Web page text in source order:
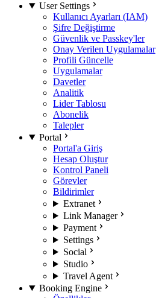
User Settings
Kullanıcı Ayarları (IAM)
Şifre Değiştirme
Güvenlik ve Passkey'ler
Onay Verilen Uygulamalar
Profili Güncelle
Uygulamalar
Davetler
Analitik
Lider Tablosu
Abonelik
Talepler
Portal
Portal'a Giriş
Hesap Oluştur
Kontrol Paneli
Görevler
Bildirimler
Extranet
Link Manager
Payment
Settings
Social
Studio
Travel Agent
Booking Engine